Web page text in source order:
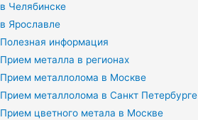
в Челябинске
в Ярославле
Полезная информация
Прием металла в регионах
Прием металлолома в Москве
Прием металлолома в Санкт Петербурге
Прием цветного метала в Москве